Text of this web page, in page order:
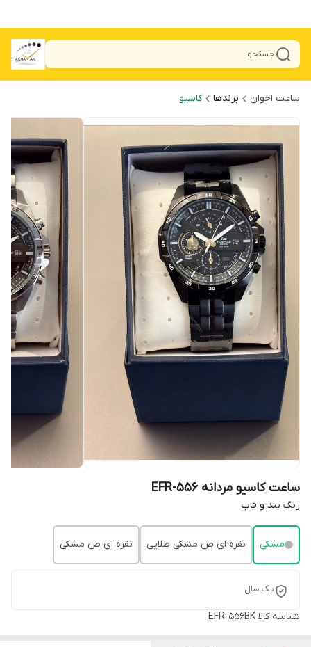
جستجو
ساعت اخوان برندها کاسیو
ساعت کاسیو مردانه EFR-556
رنگ بند و قاب
مشکی نقره ای ص مشکی طلایی نقره ای ص مشکی
یک سال
شناسه کالا EFR-556BK